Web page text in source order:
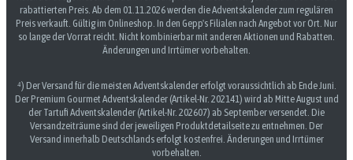
rabattierten Preis. Ab dem 01.11.2026 werden die Adventskalender zum regulären
Preis verkauft. Gültig im Onlineshop. In den Gepp's Filialen nach Angebot vor Ort. Nur
so lange der Vorrat reicht. Nicht kombinierbar mit anderen Aktionen und Rabatten.
Änderungen und Irrtümer vorbehalten.
⁴) Der Versand für die meisten Adventskalender erfolgt voraussichtlich ab Ende Juni.
Der Premium Gourmet Adventskalender (Artikel-Nr. 202141) wird ab Mitte August und
der Tartufi Adventskalender (Artikel-Nr. 202607) ab September versendet. Die
Versandzeiträume sind der jeweiligen Produktdetailseite zu entnehmen. Der
Versand innerhalb Deutschlands erfolgt kostenfrei. Änderungen und Irrtümer
vorbehalten.